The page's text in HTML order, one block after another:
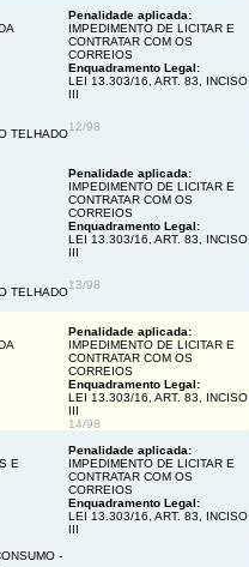
Penalidade aplicada:
IMPEDIMENTO DE LICITAR E
CONTRATAR COM OS
CORREIOS
Enquadramento Legal:
LEI 13.303/16, ART. 83, INCISO
III
TELHADO
12/98
Penalidade aplicada:
IMPEDIMENTO DE LICITAR E
CONTRATAR COM OS
CORREIOS
Enquadramento Legal:
LEI 13.303/16, ART. 83, INCISO
III
TELHADO
13/98
Penalidade aplicada:
IMPEDIMENTO DE LICITAR E
CONTRATAR COM OS
CORREIOS
Enquadramento Legal:
LEI 13.303/16, ART. 83, INCISO
III
14/98
E
Penalidade aplicada:
IMPEDIMENTO DE LICITAR E
CONTRATAR COM OS
CORREIOS
Enquadramento Legal:
LEI 13.303/16, ART. 83, INCISO
III
-